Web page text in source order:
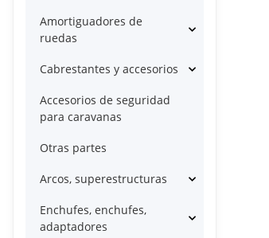
Amortiguadores de
ruedas
Cabrestantes y accesorios
Accesorios de seguridad
para caravanas
Otras partes
Arcos, superestructuras
Enchufes, enchufes,
adaptadores